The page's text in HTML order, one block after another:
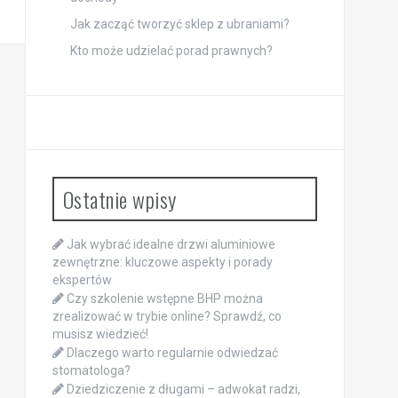
Jak zacząć tworzyć sklep z ubraniami?
Kto może udzielać porad prawnych?
Ostatnie wpisy
Jak wybrać idealne drzwi aluminiowe
zewnętrzne: kluczowe aspekty i porady
ekspertów
Czy szkolenie wstępne BHP można
zrealizować w trybie online? Sprawdź, co
musisz wiedzieć!
Dlaczego warto regularnie odwiedzać
stomatologa?
Dziedziczenie z długami – adwokat radzi,